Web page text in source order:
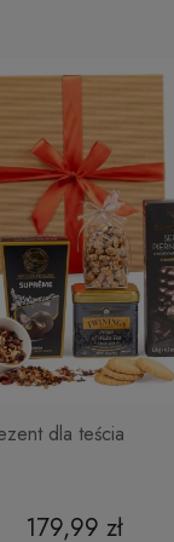
dla teścia
179,99 zł